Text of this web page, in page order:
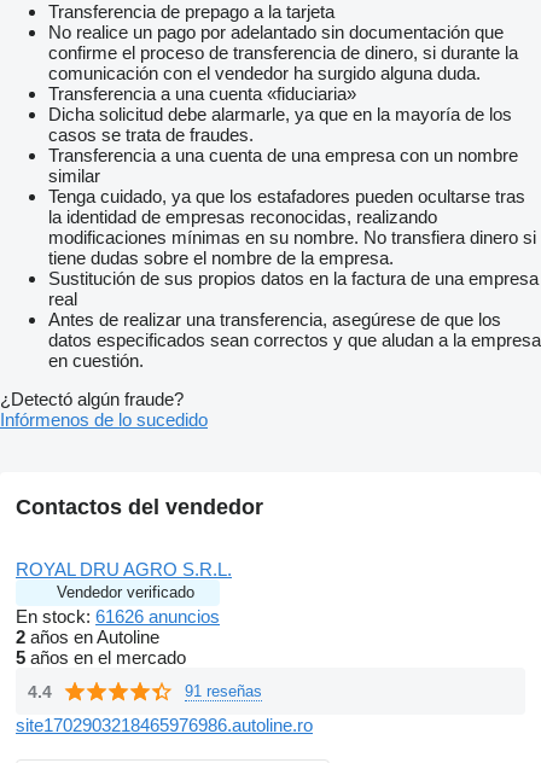
Transferencia de prepago a la tarjeta
No realice un pago por adelantado sin documentación que
confirme el proceso de transferencia de dinero, si durante la
comunicación con el vendedor ha surgido alguna duda.
Transferencia a una cuenta «fiduciaria»
Dicha solicitud debe alarmarle, ya que en la mayoría de los
casos se trata de fraudes.
Transferencia a una cuenta de una empresa con un nombre
similar
Tenga cuidado, ya que los estafadores pueden ocultarse tras
la identidad de empresas reconocidas, realizando
modificaciones mínimas en su nombre. No transfiera dinero si
tiene dudas sobre el nombre de la empresa.
Sustitución de sus propios datos en la factura de una empresa
real
Antes de realizar una transferencia, asegúrese de que los
datos especificados sean correctos y que aludan a la empresa
en cuestión.
¿Detectó algún fraude?
Infórmenos de lo sucedido
Contactos del vendedor
ROYAL DRU AGRO S.R.L.
Vendedor verificado
En stock: 61626 anuncios
2 años en Autoline
5 años en el mercado
4.4 91 reseñas
site1702903218465976986.autoline.ro